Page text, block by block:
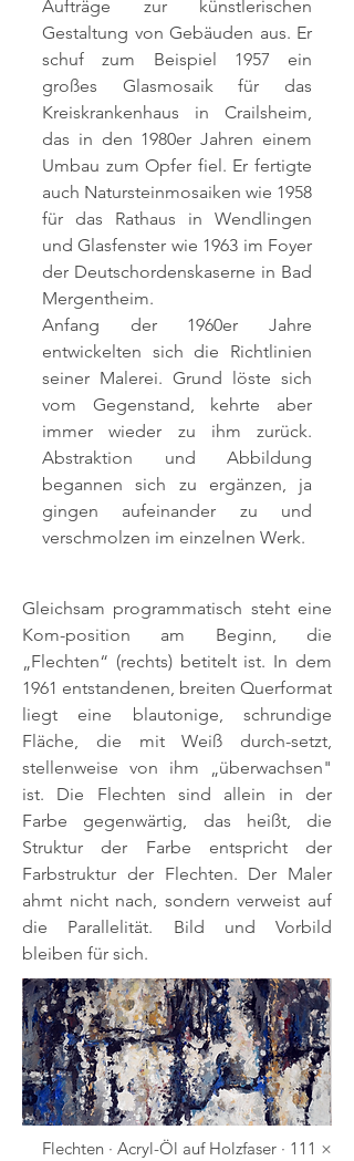
Aufträge zur künstlerischen
Gestaltung von Gebäuden aus. Er
schuf zum Beispiel 1957 ein
großes Glasmosaik für das
Kreiskrankenhaus in Crailsheim,
das in den 1980er Jahren einem
Umbau zum Opfer fiel. Er fertigte
auch Natursteinmosaiken wie 1958
für das Rathaus in Wendlingen
und Glasfenster wie 1963 im Foyer
der Deutschordenskaserne in Bad
Mergentheim.
Anfang der 1960er Jahre
entwickelten sich die Richtlinien
seiner Malerei. Grund löste sich
vom Gegenstand, kehrte aber
immer wieder zu ihm zurück.
Abstraktion und Abbildung
begannen sich zu ergänzen, ja
gingen aufeinander zu und
verschmolzen im einzelnen Werk.
Gleichsam programmatisch steht eine
Kom-position am Beginn, die
„Flechten“ (rechts) betitelt ist. In dem
1961 entstandenen, breiten Querformat
liegt eine blautonige, schrundige
Fläche, die mit Weiß durch-setzt,
stellenweise von ihm „überwachsen"
ist. Die Flechten sind allein in der
Farbe gegenwärtig, das heißt, die
Struktur der Farbe entspricht der
Farbstruktur der Flechten. Der Maler
ahmt nicht nach, sondern verweist auf
die Parallelität. Bild und Vorbild
bleiben für sich.
Flechten · Acryl-Öl auf Holzfaser · 111 ×